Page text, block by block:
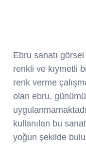
Ebru sanatı
renkli ve kıymetli
renk verme
olan ebru,
kullanılan bu
yoğun şekilde